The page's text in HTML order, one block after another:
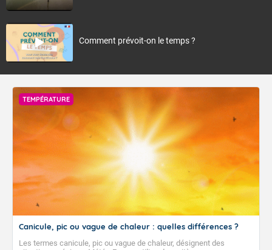
Comment prévoit-on le temps ?
TEMPÉRATURE
Canicule, pic ou vague de chaleur : quelles différences ?
Les termes canicule, pic ou vague de chaleur, désignent des